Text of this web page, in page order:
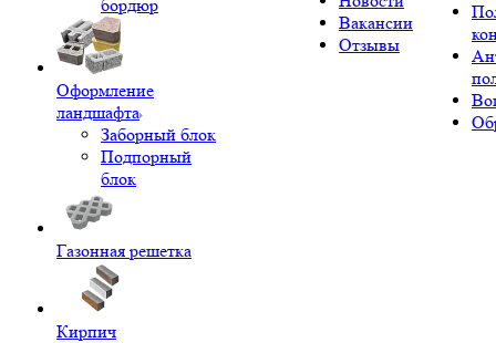
бордюр
Оформление
ландшафта
Заборный блок
Подпорный
блок
Газонная решетка
Кирпич
Вакансии
Отзывы